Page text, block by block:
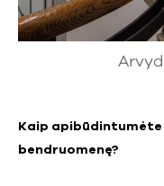
Kaip apibūdintumėte
bendruomenę?